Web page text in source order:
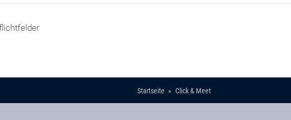
Startseite Click & Meet